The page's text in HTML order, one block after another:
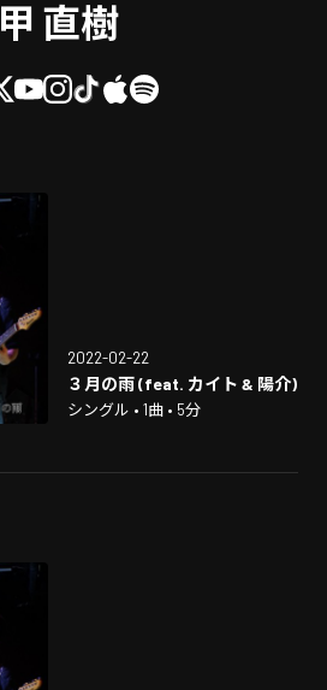
甲 直樹
2022-02-22
３月の雨 (feat. カイト & 陽介)
シングル • 1曲 • 5分